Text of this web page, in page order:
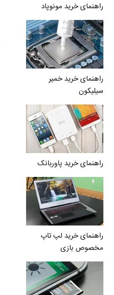
راهنمای خرید مونوپاد
راهنمای خرید خمیر
سیلیکون
راهنمای خرید پاوربانک
راهنمای خرید لپ تاپ
مخصوص بازی